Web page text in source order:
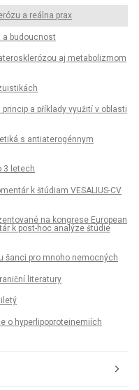
a reálna prax
budoucnost
aj metabolizmom
a příklady využití v oblasti
s antiaterogénnym
3 letech
k štúdiam VESALIUS-CV
na kongrese European
k post-hoc analýze štúdie
šanci pro mnoho nemocných
literatury
o hyperlipoproteinemiích